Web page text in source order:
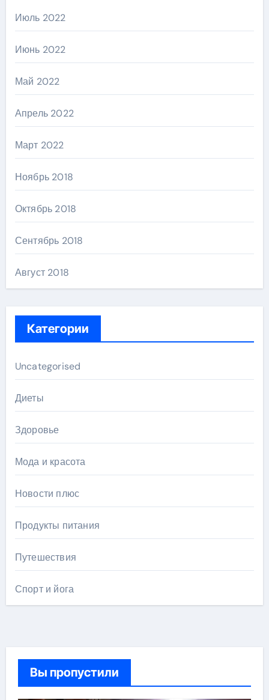
Июль 2022
Июнь 2022
Май 2022
Апрель 2022
Март 2022
Ноябрь 2018
Октябрь 2018
Сентябрь 2018
Август 2018
Категории
Uncategorised
Диеты
Здоровье
Мода и красота
Новости плюс
Продукты питания
Путешествия
Спорт и йога
Вы пропустили